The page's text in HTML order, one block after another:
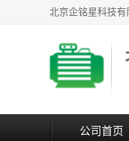
公司首页